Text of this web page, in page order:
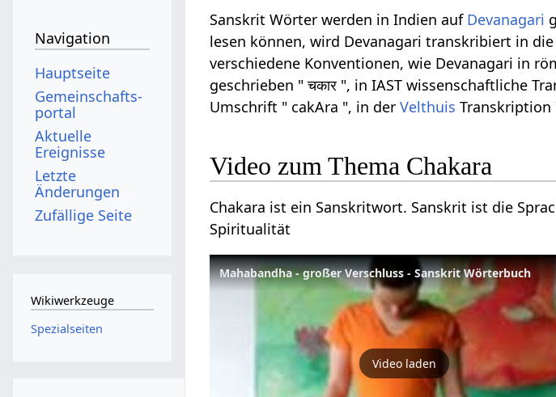
Sanskrit Wörter werden in Indien auf Devanagari
lesen können, wird Devanagari transkribiert in
verschiedene Konventionen, wie Devanagari in
geschrieben " चकार ", in IAST wissenschaftliche
Umschrift " cakAra ", in derVelthuis
Video zum Thema Chakara
Chakara ist ein Sanskritwort. Sanskrit ist die
Spiritualität
Mahabandha - großer Verschluss - Sanskrit Wörterbuch
Video laden
Navigation
Hauptseite
Gemeinschafts­
portal
Aktuelle
Ereignisse
Letzte
Änderungen
Zufällige Seite
Wikiwerkzeuge
Spezialseiten